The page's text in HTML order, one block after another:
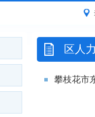
区人
攀枝花市